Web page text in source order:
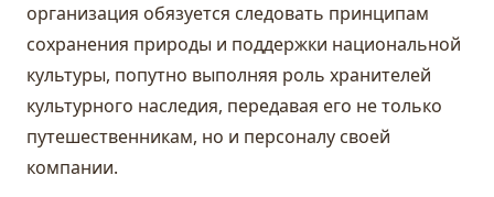
организация обязуется следовать принципам
сохранения природы и поддержки национальной
культуры, попутно выполняя роль хранителей
культурного наследия, передавая его не только
путешественникам, но и персоналу своей
компании.